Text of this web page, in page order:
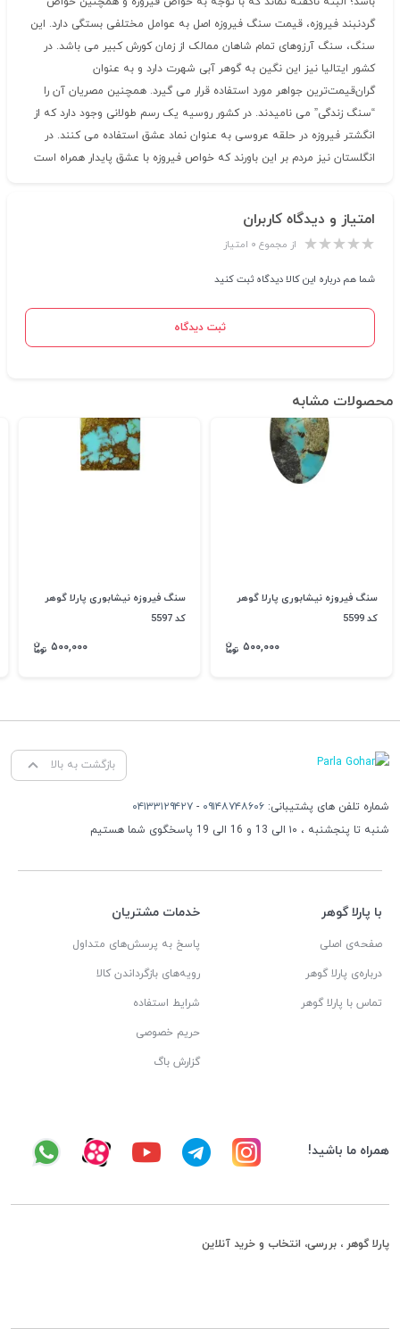
گردنبند فیروزه، قیمت سنگ فیروزه اصل به عوامل مختلفی بستگی دارد. این
سنگ، سنگ آرزوهای تمام شاهان ممالک از زمان کورش کبیر می باشد. در
کشور ایتالیا نیز این نگین به گوهر آبی شهرت دارد و به عنوان
گران‌قیمت‌ترین جواهر مورد استفاده قرار می گیرد. همچنین مصریان آن را
“سنگ زندگی” می نامیدند. در کشور روسیه یک رسم طولانی وجود دارد که از
انگشتر فیروزه در حلقه عروسی به عنوان نماد عشق استفاده می کنند. در
انگلستان نیز مردم بر این باورند که خواص فیروزه با عشق پایدار همراه است
امتیاز و دیدگاه کاربران
از مجموع ۰ امتیاز
شما هم درباره این کالا دیدگاه ثبت کنید
ثبت دیدگاه
محصولات مشابه
سنگ فیروزه نیشابوری پارلا گوهر
کد 5599
۵۰۰,۰۰۰
سنگ فیروزه نیشابوری پارلا گوهر
کد 5597
۵۰۰,۰۰۰
بازگشت به بالا
شماره تلفن های پشتیبانی: ۰۹۱۴۸۷۴۸۶۰۶ - ۰۴۱۳۳۱۲۹۴۲۷
شنبه تا پنجشنبه ، ۱۰ الی 13 و 16 الی 19 پاسخگوی شما هستیم
با پارلا گوهر
صفحه‌ی اصلی
درباره‌ی پارلا گوهر
تماس با پارلا گوهر
خدمات مشتریان
پاسخ به پرسش‌های متداول
رویه‌های بازگرداندن کالا
شرایط استفاده
حریم خصوصی
گزارش باگ
همراه ما باشید!
پارلا گوهر ، بررسی، انتخاب و خرید آنلاین